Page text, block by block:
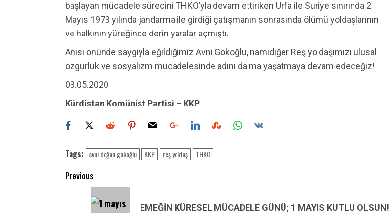
başlayan mücadele sürecini THKO’yla devam ettiriken Urfa ile Suriye sınırında 2
Mayıs 1973 yılında jandarma ile girdiği çatışmanın sonrasında ölümü yoldaşlarının
ve halkının yüreğinde derin yaralar açmıştı.
Anısı önünde saygıyla eğildiğimiz Avni Gökoğlu, namıdiğer Reş yoldaşımızı ulusal
özgürlük ve sosyalizm mücadelesinde adını daima yaşatmaya devam edeceğiz!
03.05.2020
Kürdistan Komünist Partisi – KKP
Tags: avni doğan gökoğlu KKP reş yoldaş THKO
Post
navigation
Previous
Previous
EMEĞİN KÜRESEL MÜCADELE GÜNÜ; 1 MAYIS KUTLU OLSUN!